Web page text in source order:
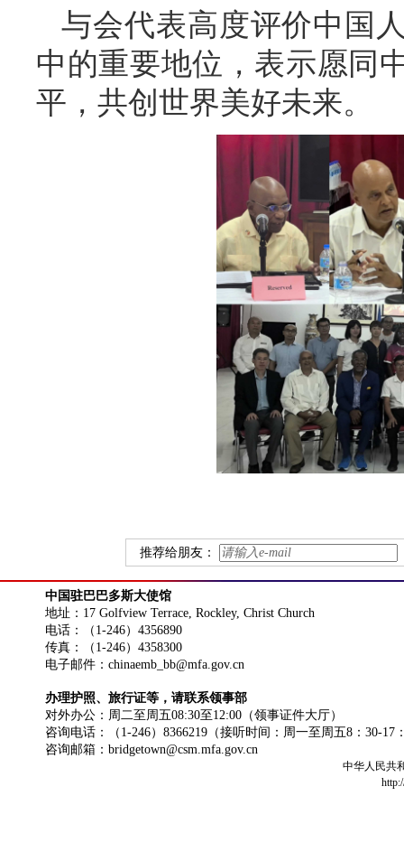
与会代表高度评价中国
中的重要地位，表示愿同
平，共创世界美好未来。
推荐给朋友：
中国驻巴巴多斯大使馆
地址：17 Golfview Terrace, Rockley, Christ Church
电话：（1-246）4356890
传真：（1-246）4358300
电子邮件：chinaemb_bb@mfa.gov.cn
办理护照、旅行证等，请联系领事部
对外办公：周二至周五08:30至12:00（领事证件大厅）
咨询电话：（1-246）8366219（接听时间：周一至周五8：30-17
咨询邮箱：bridgetown@csm.mfa.gov.cn
中华人民共